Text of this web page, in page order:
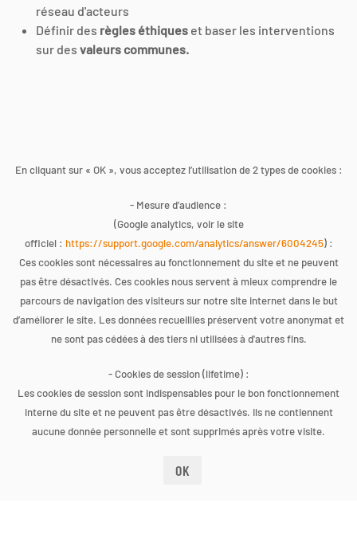
réseau d'acteurs
Définir des règles éthiques et baser les interventions
sur des valeurs communes.
CONNEXION
Site Internet développé en partenariat avec leCOREVIH des
et financé par l'ARS des Pays de la Loire
CHU de Nantes - Hotel Dieu
En cliquant sur « OK », vous acceptez l’utilisation de 2 types de cookies :
- Mesure d’audience :
(Google analytics, voir le site
officiel : https://support.google.com/analytics/answer/6004245) :
Ces cookies sont nécessaires au fonctionnement du site et ne peuvent
pas être désactivés. Ces cookies nous servent à mieux comprendre le
parcours de navigation des visiteurs sur notre site internet dans le but
d’améliorer le site. Les données recueillies préservent votre anonymat et
ne sont pas cédées à des tiers ni utilisées à d'autres fins.
- Cookies de session (lifetime) :
Les cookies de session sont indispensables pour le bon fonctionnement
interne du site et ne peuvent pas être désactivés. Ils ne contiennent
aucune donnée personnelle et sont supprimés après votre visite.
OK